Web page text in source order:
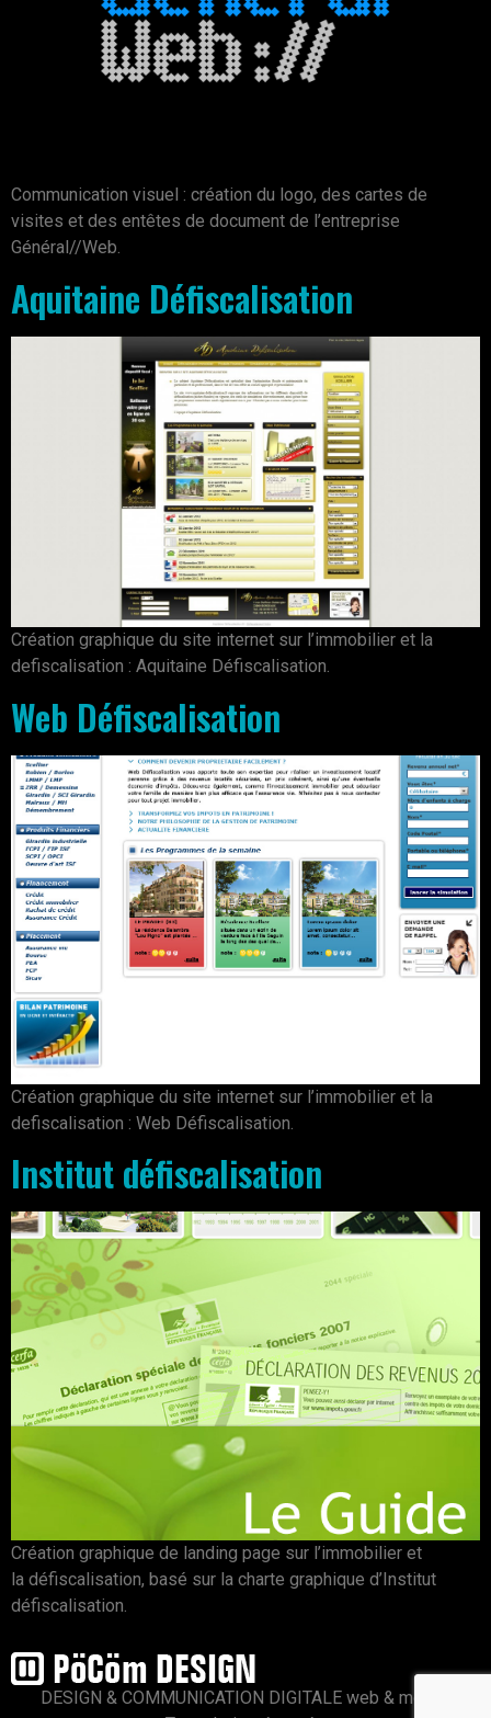
Communication visuel : création du logo, des cartes de
visites et des entêtes de document de l’entreprise
Général//Web.
Aquitaine Défiscalisation
Création graphique du site internet sur l’immobilier et la
defiscalisation : Aquitaine Défiscalisation.
Web Défiscalisation
Création graphique du site internet sur l’immobilier et la
defiscalisation : Web Défiscalisation.
Institut défiscalisation
Création graphique de landing page sur l’immobilier et
la défiscalisation, basé sur la charte graphique d’Institut
défiscalisation.
DESIGN & COMMUNICATION DIGITALE web & mobile